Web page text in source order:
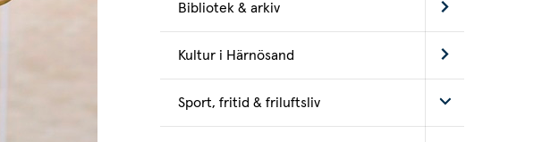
Bibliotek & arkiv
Kultur i Härnösand
Sport, fritid & friluftsliv